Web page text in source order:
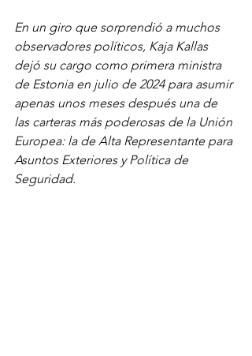
En un giro que sorprendió a muchos
observadores políticos, Kaja Kallas
dejó su cargo como primera ministra
de Estonia en julio de 2024 para asumir
apenas unos meses después una de
las carteras más poderosas de la Unión
Europea: la de Alta Representante para
Asuntos Exteriores y Política de
Seguridad.